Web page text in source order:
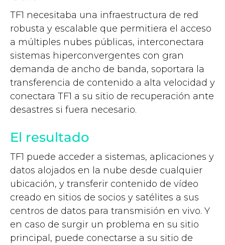
TF1 necesitaba una infraestructura de red
robusta y escalable que permitiera el acceso
a múltiples nubes públicas, interconectara
sistemas hiperconvergentes con gran
demanda de ancho de banda, soportara la
transferencia de contenido a alta velocidad y
conectara TF1 a su sitio de recuperación ante
desastres si fuera necesario.
El resultado
TF1 puede acceder a sistemas, aplicaciones y
datos alojados en la nube desde cualquier
ubicación, y transferir contenido de vídeo
creado en sitios de socios y satélites a sus
centros de datos para transmisión en vivo. Y
en caso de surgir un problema en su sitio
principal, puede conectarse a su sitio de